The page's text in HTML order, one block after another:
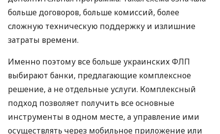
больше договоров, больше комиссий, более
сложную техническую поддержку и излишние
затраты времени.
Именно поэтому все больше украинских ФЛП
выбирают банки, предлагающие комплексное
решение, а не отдельные услуги. Комплексный
подход позволяет получить все основные
инструменты в одном месте, а управление ими
осуществлять через мобильное приложение или